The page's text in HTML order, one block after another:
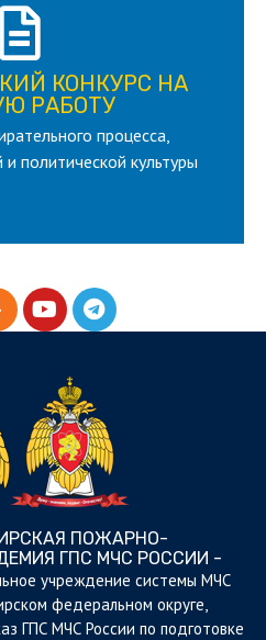
КОНКУРС НА
РАБОТУ
процесса,
политической культуры
КОНКУРС НА
РАБОТУ
18 и моложе 35 лет
ПОЖАРНО-
ГПС МЧС РОССИИ -
учреждение системы МЧС
федеральном округе,
ГПС МЧС России по подготовке